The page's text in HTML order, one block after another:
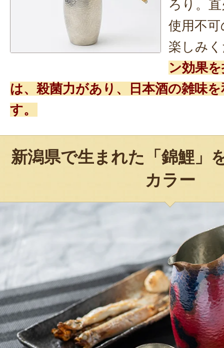
ろり。
使用不
楽しみ
ン効果
は、殺菌力があり、日本酒の雑味
す。
新潟県で生まれた「錦鯉」
カラー